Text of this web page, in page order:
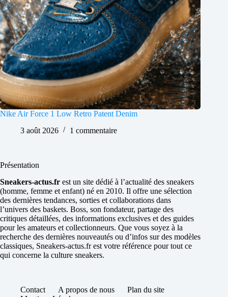
Nike Air Force 1 Low Retro Patent Denim
3 août 2026
1 commentaire
Présentation
Sneakers-actus.fr est un site dédié à l’actualité des sneakers
(homme, femme et enfant) né en 2010. Il offre une sélection
des dernières tendances, sorties et collaborations dans
l’univers des baskets. Boss, son fondateur, partage des
critiques détaillées, des informations exclusives et des guides
pour les amateurs et collectionneurs. Que vous soyez à la
recherche des dernières nouveautés ou d’infos sur des modèles
classiques, Sneakers-actus.fr est votre référence pour tout ce
qui concerne la culture sneakers.
Contact A propos de nous
Plan du site